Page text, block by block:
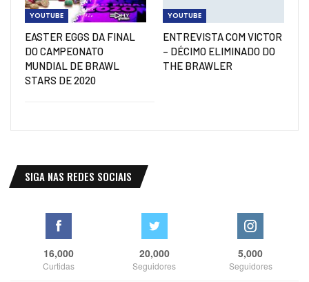
YOUTUBE
EASTER EGGS DA FINAL
DO CAMPEONATO
MUNDIAL DE BRAWL
STARS DE 2020
YOUTUBE
ENTREVISTA COM VICTOR
– DÉCIMO ELIMINADO DO
THE BRAWLER
SIGA NAS REDES SOCIAIS
16,000
Curtidas
20,000
Seguidores
5,000
Seguidores